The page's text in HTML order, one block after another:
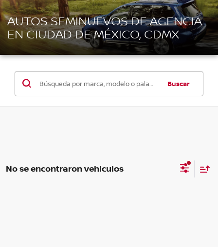
AUTOS SEMINUEVOS DE AGENCIA
EN CIUDAD DE MÉXICO, CDMX
Buscar
No se encontraron vehículos